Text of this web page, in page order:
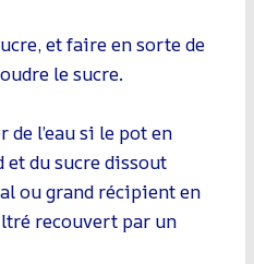
et faire en sorte de
le sucre.
l’eau si le pot en
et du sucre dissout
ou grand récipient en
recouvert par un